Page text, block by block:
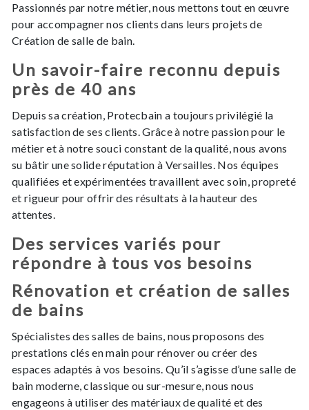
Passionnés par notre métier, nous mettons tout en œuvre
pour accompagner nos clients dans leurs projets de
Création de salle de bain.
Un savoir-faire reconnu depuis
près de 40 ans
Depuis sa création, Protecbain a toujours privilégié la
satisfaction de ses clients. Grâce à notre passion pour le
métier et à notre souci constant de la qualité, nous avons
su bâtir une solide réputation à Versailles. Nos équipes
qualifiées et expérimentées travaillent avec soin, propreté
et rigueur pour offrir des résultats à la hauteur des
attentes.
Des services variés pour
répondre à tous vos besoins
Rénovation et création de salles
de bains
Spécialistes des salles de bains, nous proposons des
prestations clés en main pour rénover ou créer des
espaces adaptés à vos besoins. Qu’il s’agisse d’une salle de
bain moderne, classique ou sur-mesure, nous nous
engageons à utiliser des matériaux de qualité et des